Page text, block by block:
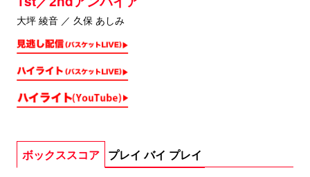
大坪 綾音 ／ 久保 あしみ
ボックススコア プレイ バイ プレイ